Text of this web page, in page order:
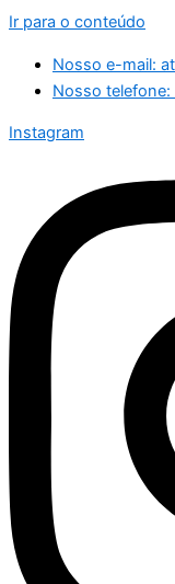
Ir para o conteúdo
Nosso e-mail:
Nosso
Instagram